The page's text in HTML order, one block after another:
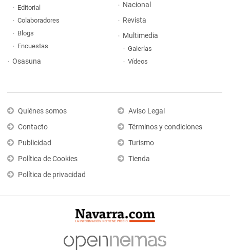
Editorial
Colaboradores
Blogs
Encuestas
Osasuna
Nacional
Revista
Multimedia
Galerías
Vídeos
Quiénes somos
Contacto
Publicidad
Política de Cookies
Política de privacidad
Aviso Legal
Términos y condiciones
Turismo
Tienda